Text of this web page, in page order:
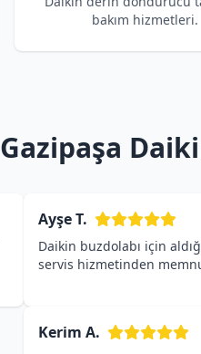
bakım hizmetleri.
Gazipaşa
Ayşe T.
Daikin buzdolabı için
servis hizmetinden
Kerim A.